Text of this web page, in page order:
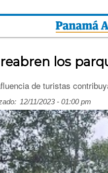
los
de turistas
12/11/2023 - 01:00 pm